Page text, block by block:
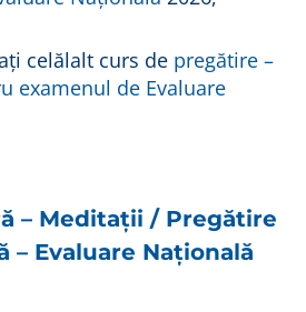
celălalt curs de pregătire –
examenul de Evaluare
– Meditații / Pregătire
– Evaluare Națională